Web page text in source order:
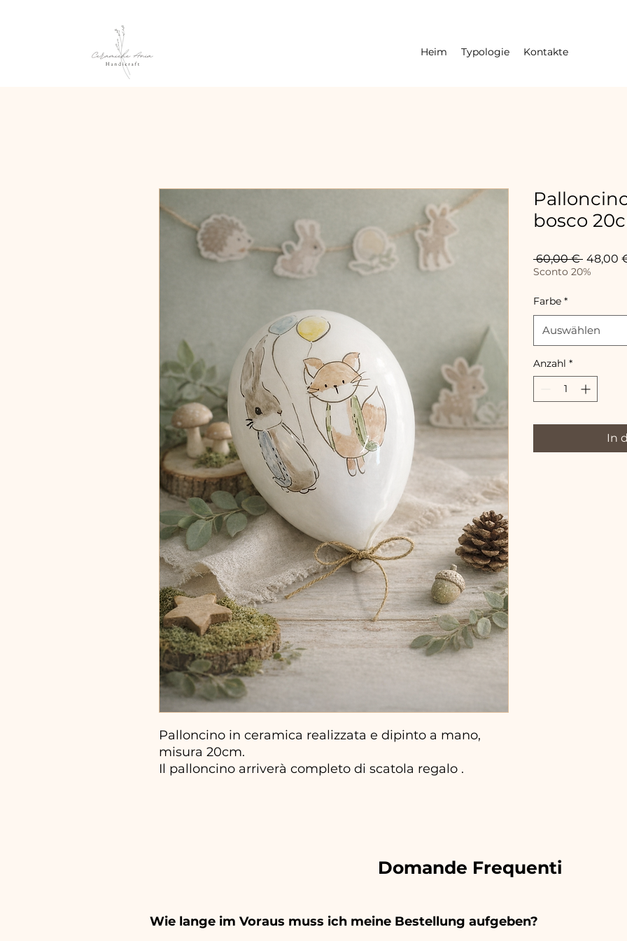
Heim Typologie Kontakte
Palloncino in ceramica realizzata e dipinto a mano,
misura 20cm.
Il palloncino arriverà completo di scatola regalo .
bosco
60,00 € 48,00
Sconto 20%
Farbe *
Auswählen
Anzahl *
In
Domande Frequenti
Wie lange im Voraus muss ich meine Bestellung aufgeben?